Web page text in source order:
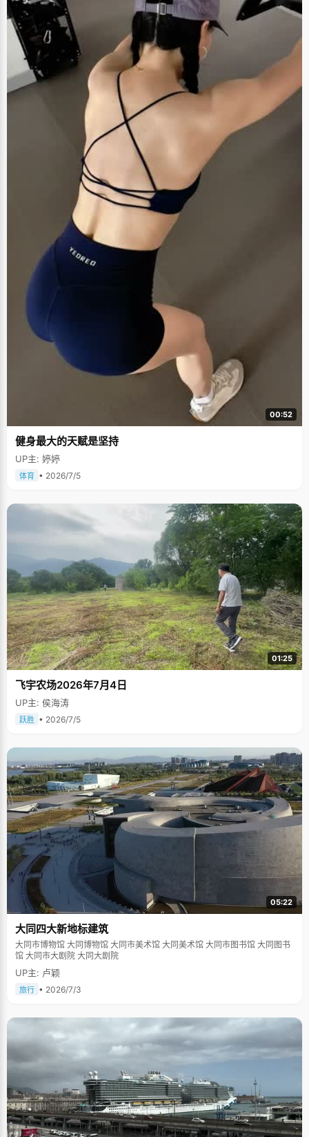
00:52
健身最大的天赋是坚持
UP主: 婷婷
体育 • 2026/7/5
01:25
飞宇农场2026年7月4日
UP主: 侯海涛
跃胜 • 2026/7/5
05:22
大同四大新地标建筑
大同市博物馆 大同博物馆 大同市美术馆 大同美术馆 大同市图书馆 大同图书
馆 大同市大剧院 大同大剧院
UP主: 卢颖
旅行 • 2026/7/3